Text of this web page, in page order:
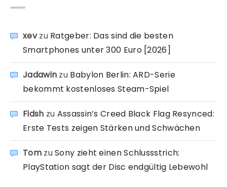
xevzu Ratgeber: Das sind die besten
Smartphones unter 300 Euro [2026]
Jadawin zu Babylon Berlin: ARD-Serie
bekommt kostenloses Steam-Spiel
Fidsh zu Assassin’s Creed Black Flag Resynced:
Erste Tests zeigen Stärken und Schwächen
TomzuSony zieht einen Schlussstrich:
PlayStation sagt der Disc endgültig Lebewohl